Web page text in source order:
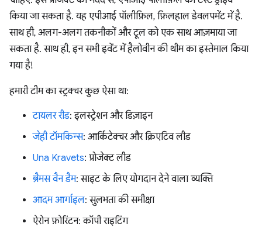
किया जा सकता है. यह एपीआई पॉलीफ़िल, फ़िलहाल डेवलपमेंट में है.
साथ ही, अलग-अलग तकनीकों और टूल को एक साथ आज़माया जा
सकता है. साथ ही, इन सभी इवेंट में हैलोवीन की थीम का इस्तेमाल किया
गया है!
हमारी टीम का स्ट्रक्चर कुछ ऐसा था:
टायलर रीड: इलस्ट्रेशन और डिज़ाइन
जेही टॉमकिन्स: आर्किटेक्चर और क्रिएटिव लीड
Una Kravets: प्रोजेक्ट लीड
ब्रैमस वैन डैम: साइट के लिए योगदान देने वाला व्यक्ति
आदम आर्गाइल: सुलभता की समीक्षा
ऐरोन फ़ोरिंटन: कॉपी राइटिंग